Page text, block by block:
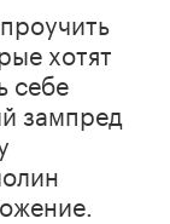
хотят
себе
зампред